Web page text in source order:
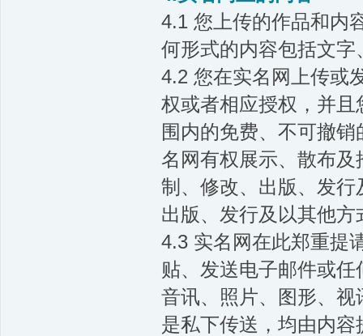
4.1 您上传的作品和内
何形式的内容包括文
4.2 您在实名网上传或
权或者相应授权，并
围内的免费、不可撤
名网有权展示、散布
制、修改、出版、发
出版、发行及以其他方
4.3 实名网在此郑重提
贴、发送电子邮件或
音讯、照片、图形、视
是私下传送，均由内